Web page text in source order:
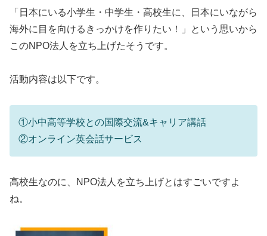
「日本にいる小学生・中学生・高校生に、日本にいながら
海外に目を向けるきっかけを作りたい！」という思いから
このNPO法人を立ち上げたそうです。
活動内容は以下です。
①小中高等学校との国際交流&キャリア講話
②オンライン英会話サービス
高校生なのに、NPO法人を立ち上げとはすごいですよ
ね。